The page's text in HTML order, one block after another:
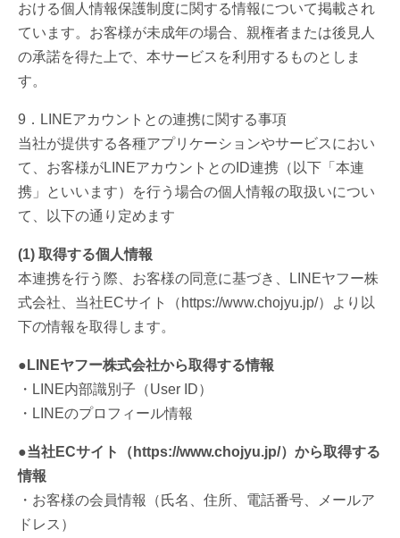
おける個人情報保護制度に関する情報について掲載され
ています。お客様が未成年の場合、親権者または後見人
の承諾を得た上で、本サービスを利用するものとしま
す。
9．LINEアカウントとの連携に関する事項
当社が提供する各種アプリケーションやサービスにおい
て、お客様がLINEアカウントとのID連携（以下「本連
携」といいます）を行う場合の個人情報の取扱いについ
て、以下の通り定めます
(1) 取得する個人情報
本連携を行う際、お客様の同意に基づき、LINEヤフー株
式会社、当社ECサイト（https://www.chojyu.jp/）より以
下の情報を取得します。
●LINEヤフー株式会社から取得する情報
・LINE内部識別子（User ID）
・LINEのプロフィール情報
●当社ECサイト（https://www.chojyu.jp/）から取得する
情報
・お客様の会員情報（氏名、住所、電話番号、メールア
ドレス）